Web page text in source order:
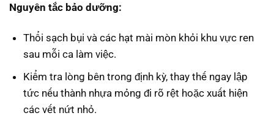
Nguyên tắc bảo dưỡng:
Thổi sạch bụi và các hạt mài mòn khỏi khu vực ren
sau mỗi ca làm việc.
Kiểm tra lòng bên trong định kỳ, thay thế ngay lập
tức nếu thành nhựa mỏng đi rõ rệt hoặc xuất hiện
các vết nứt nhỏ.